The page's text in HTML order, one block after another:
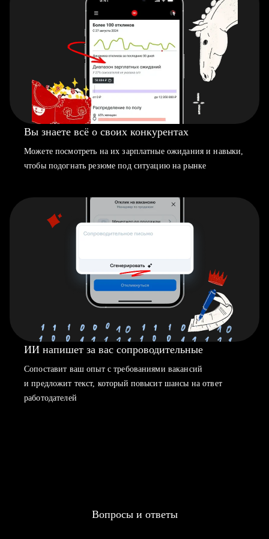
Вы знаете всё о своих конкурентах
Можете посмотреть на их зарплатные ожидания и навыки,
чтобы подогнать резюме под ситуацию на рынке
ИИ напишет за вас сопроводительные
Сопоставит ваш опыт с требованиями вакансий
и предложит текст, который повысит шансы на ответ
работодателей
Вопросы и ответы